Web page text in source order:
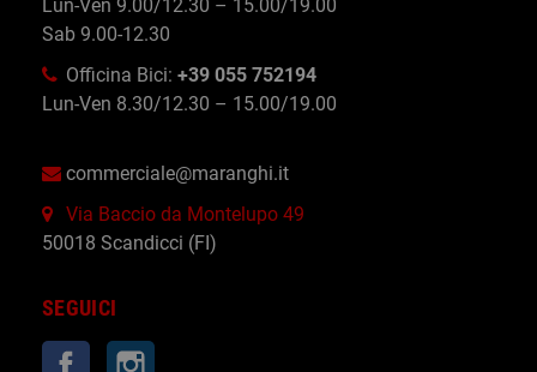
Lun-Ven 9.00/12.30 – 15.00/19.00
Sab 9.00-12.30
Officina Bici: +39 055 752194
Lun-Ven 8.30/12.30 – 15.00/19.00
commerciale@maranghi.it
Via Baccio da Montelupo 49
50018 Scandicci (FI)
SEGUICI
Facebook